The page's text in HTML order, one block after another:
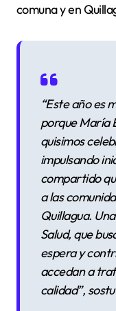
comuna y en
“Este año es
porque María
quisimos
impulsando
compartido
a las
Quillagua.
Salud, que
espera y
accedan a
calidad”,